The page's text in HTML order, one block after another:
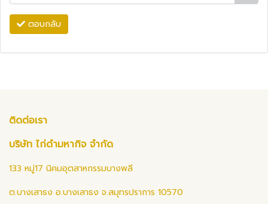
ตอบกลับ
ติดต่อเรา
บริษัท ไก่ดำมหากิจ จำกัด
133 หมู่17 นิคมอุตสาหกรรมบางพลี
ต.บางเสาธง อ.บางเสาธง จ.สมุทรปราการ 10570